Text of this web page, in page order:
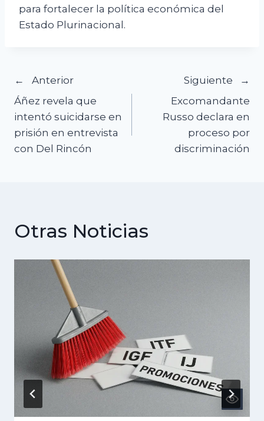
para fortalecer la política económica del
Estado Plurinacional.
Navegación
de
entradas
Anterior
Áñez revela que
intentó suicidarse en
prisión en entrevista
con Del Rincón
Siguiente
Excomandante
Russo declara en
proceso por
discriminación
Otras Noticias